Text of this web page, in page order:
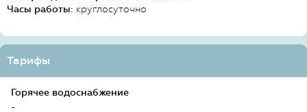
Часы работы: круглосуточно
Тарифы
Горячее водоснабжение
-